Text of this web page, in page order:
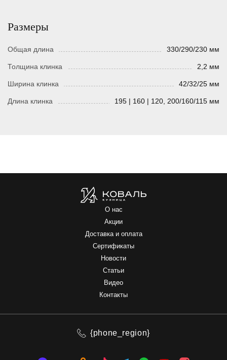
Размеры
Общая длина 330/290/230 мм
Толщина клинка 2,2 мм
Ширина клинка 42/32/25 мм
Длина клинка 195 | 160 | 120, 200/160/115 мм
О нас
Акции
Доставка и оплата
Сертификаты
Новости
Статьи
Видео
Контакты
{phone_region}